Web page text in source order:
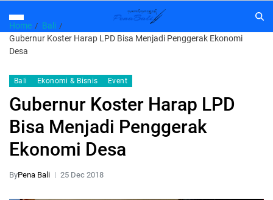
Home
Bali
Gubernur Koster Harap LPD Bisa Menjadi Penggerak Ekonomi
Desa
Bali Ekonomi & Bisnis Event
Gubernur Koster Harap LPD
Bisa Menjadi Penggerak
Ekonomi Desa
ByPena Bali 25 Dec 2018